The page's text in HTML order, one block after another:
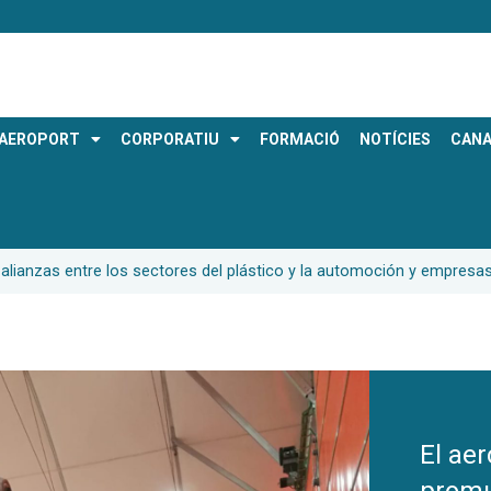
CORPORATIU FORMACIÓ NOTÍCIES
entre los sectores del plástico y la automoción y
El